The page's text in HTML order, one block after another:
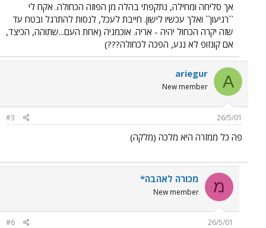
אך סליחה ומחילה, נתקפתי בהלה מן הפוזה הכחולה. אקח לי
``רגיעון`` ואלך עכשיו לישון. חייבת לעכל, לנסות להתרגל ובטח עד
שזה יקרה הכחול יהיה - אריה. אוכמניה (אחת העם...שתוהה, הכיצד,
אם קונזופ לא נגע, הפכה לכחולה???)
A
ariegur
New member
26/5/01
#3
פה כל ממזרה היא מלכה (מלקה)
מ מכורה לאהבה*
New member
26/5/01
#6